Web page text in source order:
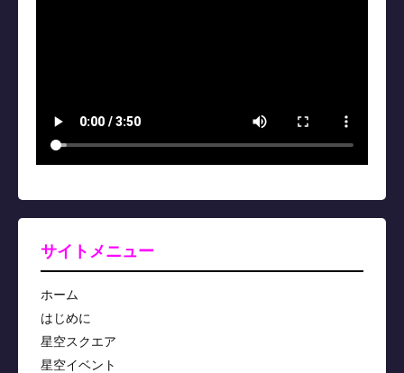
サイトメニュー
ホーム
はじめに
星空スクエア
星空イベント